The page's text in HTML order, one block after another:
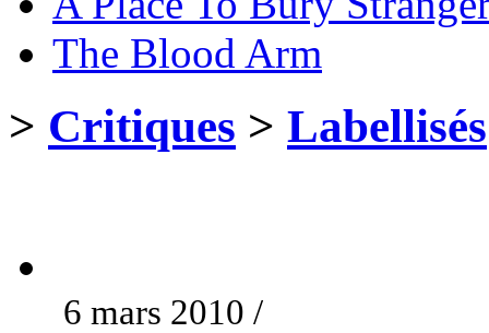
The Blood Arm
> Critiques > Labellisés
6 mars 2010 /